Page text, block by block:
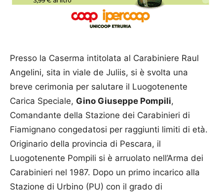
Presso la Caserma intitolata al Carabiniere Raul
Angelini, sita in viale de Juliis, si è svolta una
breve cerimonia per salutare il Luogotenente
Carica Speciale, Gino Giuseppe Pompili,
Comandante della Stazione dei Carabinieri di
Fiamignano congedatosi per raggiunti limiti di età.
Originario della provincia di Pescara, il
Luogotenente Pompili si è arruolato nell’Arma dei
Carabinieri nel 1987. Dopo un primo incarico alla
Stazione di Urbino (PU) con il grado di